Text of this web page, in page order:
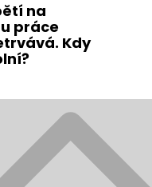
na
práce
Kdy